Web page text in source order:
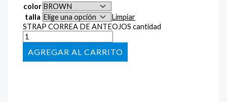
color
talla
Limpiar
STRAP CORREA DE ANTEOJOS cantidad
AÑADIR AL CARRITO